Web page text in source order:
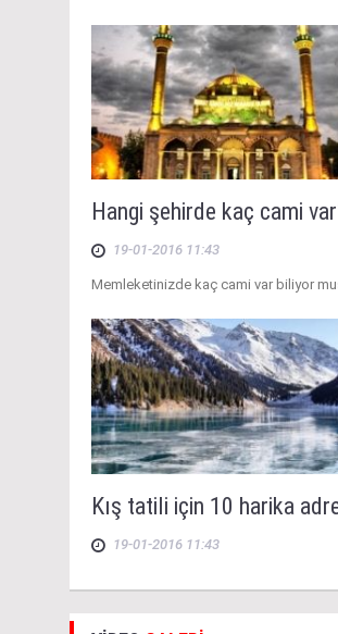
Hangi şehirde kaç cami
19-01-2016 11:43
Memleketinizde kaç cami var biliyor
Kış tatili için 10 harika
19-01-2016 11:43